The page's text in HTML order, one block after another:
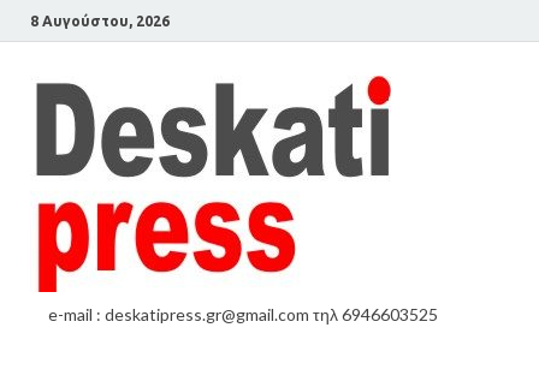
8 Αυγούστου, 2026
e-mail : deskatipress.gr@gmail.com τηλ 6946603525